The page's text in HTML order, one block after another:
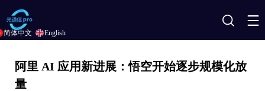
搜
阿里 AI 应用新进展：悟空开始逐步规模化放
量
简体中文 English